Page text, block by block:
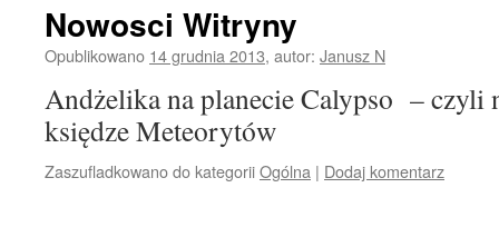
Nowosci Witryny
Opublikowano 14 grudnia 2013, autor: Janusz N
Andżelika na planecie Calypso – czyli
księdze Meteorytów
Zaszufladkowano do kategoriiOgólna | Dodaj komentarz